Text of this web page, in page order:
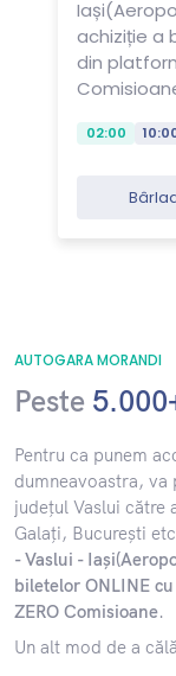
AUTOGARA MORANDI
Peste
​Pentru ca punem
dumneavoastra, va
județul Vaslui către
Galați, București
- Vaslui -
biletelor ONLINE
ZERO Comisioane.
Un alt mod de a
achiziție a
din
02:00